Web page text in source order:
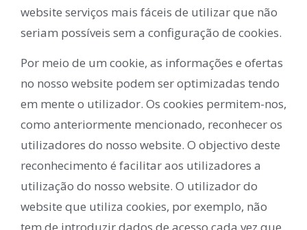
website serviços mais fáceis de utilizar que não
seriam possíveis sem a configuração de cookies.
Por meio de um cookie, as informações e ofertas
no nosso website podem ser optimizadas tendo
em mente o utilizador. Os cookies permitem-nos,
como anteriormente mencionado, reconhecer os
utilizadores do nosso website. O objectivo deste
reconhecimento é facilitar aos utilizadores a
utilização do nosso website. O utilizador do
website que utiliza cookies, por exemplo, não